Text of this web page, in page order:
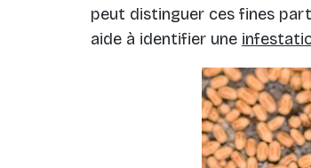
peut distinguer ces fines
aide à identifier une